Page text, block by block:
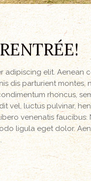
adipiscing elit. Aenean
dis parturient montes,
rhoncus,
vel, luctus pulvinar,
venenatis
ligula eget dolor.